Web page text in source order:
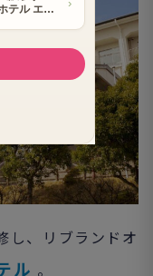
し、リブランドオ
ル 。